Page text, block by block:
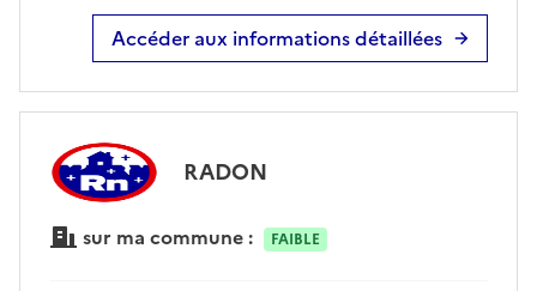
Accéder aux informations détaillées
RADON
sur ma commune : FAIBLE